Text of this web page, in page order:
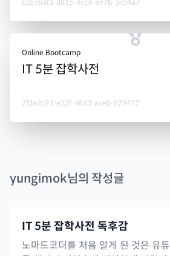
62c7b4f3-8815-4cc4-a97b-3c04a7
Online Bootcamp
IT 5분 잡학사전
7f3a2c93-e32f-4843-aceb-879477
yungimok님의 작성글
IT 5분 잡학사전 독후감
노마드코더를 처음 알게 된 것은 유